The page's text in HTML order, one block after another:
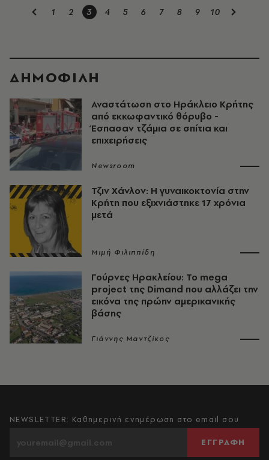
1 2 3 4 5 6 7 8 9 10
ΔΗΜΟΦΙΛΗ
Αναστάτωση στο Ηράκλειο Κρήτης
από εκκωφαντικό θόρυβο -
Έσπασαν τζάμια σε σπίτια και
επιχειρήσεις
Newsroom
Τζιν Χάνλον: Η γυναικοκτονία στην
Κρήτη που εξιχνιάστηκε 17 χρόνια
μετά
Μιμή Φιλιππίδη
Γούρνες Ηρακλείου: To mega
project της Dimand που αλλάζει την
εικόνα της πρώην αμερικανικής
βάσης
Γιάννης Μαντζίκος
NEWSLETTER: Καθημερινή ενημέρωση στο email σου
ΕΓΓΡΑΦΗ